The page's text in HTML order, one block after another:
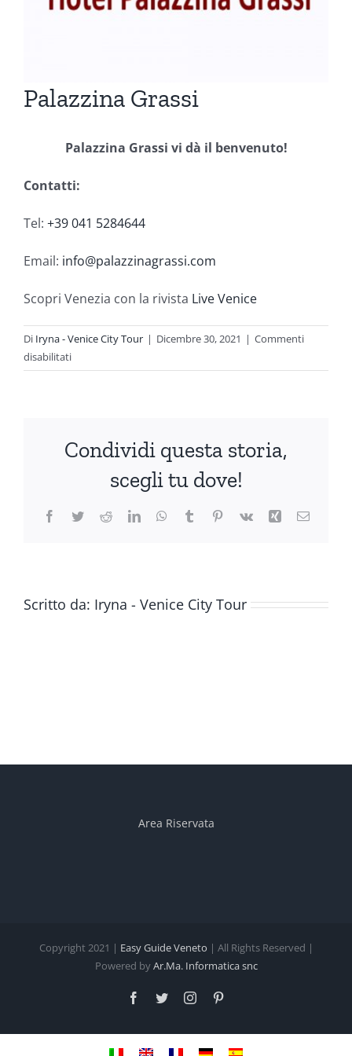
Palazzina Grassi
Palazzina Grassi vi dà il benvenuto!
Contatti:
Tel: +39 041 5284644
Email: info@palazzinagrassi.com
Scopri Venezia con la rivista Live Venice
Di Iryna - Venice City Tour | Dicembre 30, 2021 | Commenti
disabilitatisu
Palazzina
Condividi questa storia,
scegli tu dove!
Facebook
TwitterRedditLinkedInWhatsApp
TumblrPinterest
Vk Xing Email
Scritto da: Iryna - Venice City Tour
Area Riservata
Copyright 2021 | Easy Guide Veneto | All Rights Reserved |
Powered byAr.Ma. Informatica snc
Facebook
TwitterInstagram